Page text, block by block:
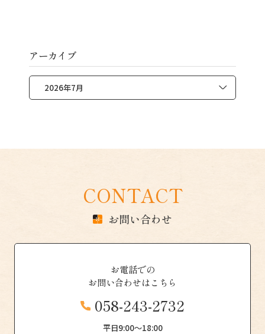
アーカイブ
CONTACT
お問い合わせ
お電話での
お問い合わせはこちら
058-243-2732
平日9:00〜18:00